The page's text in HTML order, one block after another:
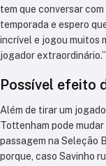
tem que conversar
temporada e espero
incrível e jogou muitos
jogador extraordinário.”
Possível efeito
Além de tirar um
Tottenham pode
passagem na Seleção
porque, caso Savinho